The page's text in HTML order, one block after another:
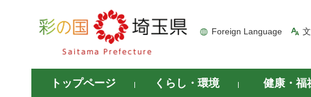
彩の国 埼玉県
Foreign Language
トップページ くらし・環境 健康・福